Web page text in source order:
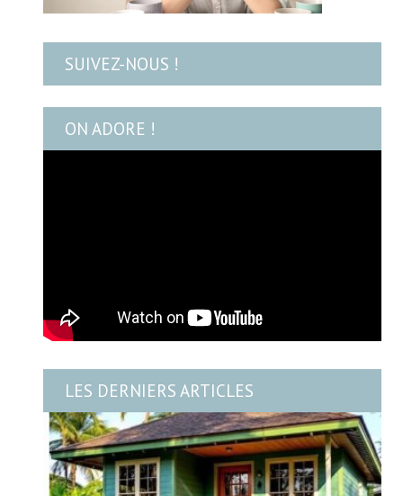
SUIVEZ-NOUS !
ON ADORE !
LES DERNIERS ARTICLES